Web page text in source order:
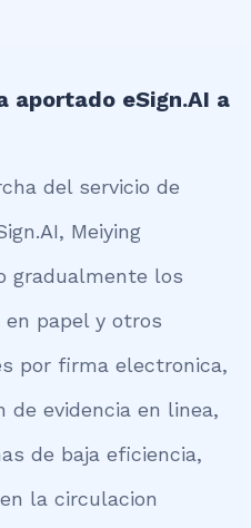
aportado eSign.AI a
del servicio de
Meiying
gradualmente los
papel y otros
por firma electronica,
de evidencia en linea,
de baja eficiencia,
la circulacion